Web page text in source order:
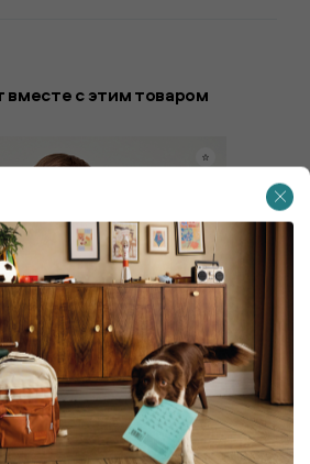
вместе с этим товаром